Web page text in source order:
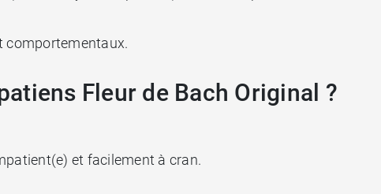
comportementaux.
Fleur de Bach Original ?
et facilement à cran.